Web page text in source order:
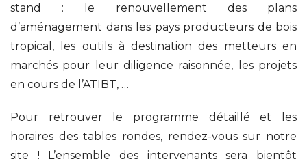
stand : le renouvellement des plans
d’aménagement dans les pays producteurs de bois
tropical, les outils à destination des metteurs en
marchés pour leur diligence raisonnée, les projets
en cours de l’ATIBT, …
Pour retrouver le programme détaillé et les
horaires des tables rondes, rendez-vous sur notre
site ! L’ensemble des intervenants sera bientôt